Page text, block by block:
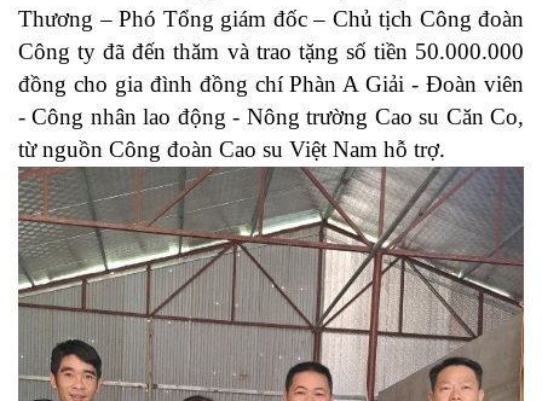
Thương – Phó Tổng giám đốc – Chủ tịch Công đoàn
Công ty đã đến thăm và trao tặng số tiền 50.000.000
đồng cho gia đình đồng chí Phàn A Giải - Đoàn viên
- Công nhân lao động - Nông trường Cao su Căn Co,
từ nguồn Công đoàn Cao su Việt Nam hỗ trợ.